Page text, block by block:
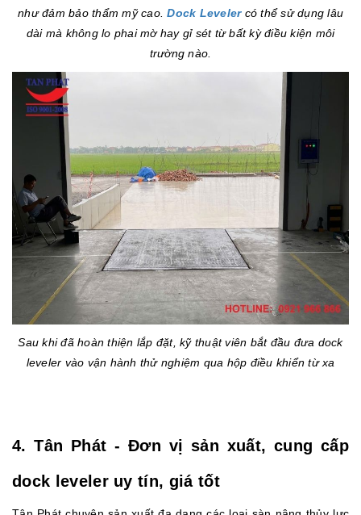
như đảm bảo thẩm mỹ cao.Dock Levelercó thể sử dụng lâu
dài mà không lo phai mờ hay gỉ sét từ bất kỳ điều kiện môi
trường nào.
Sau khi đã hoàn thiện lắp đặt, kỹ thuật viên bắt đầu đưa dock
leveler vào vận hành thử nghiệm qua hộp điều khiển từ xa
4. Tân Phát - Đơn vị sản xuất, cung cấp
dock leveler uy tín, giá tốt